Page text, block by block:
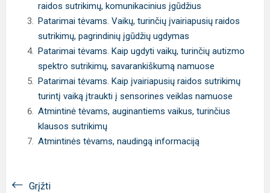
raidos sutrikimų, komunikacinius įgūdžius
Patarimai tėvams. Vaikų, turinčių įvairiapusių raidos
sutrikimų, pagrindinių įgūdžių ugdymas
Patarimai tėvams. Kaip ugdyti vaikų, turinčių autizmo
spektro sutrikimų, savarankiškumą namuose
Patarimai tėvams. Kaip įvairiapusių raidos sutrikimų
turintį vaiką įtraukti į sensorines veiklas namuose
Atmintinė tėvams, auginantiems vaikus, turinčius
klausos sutrikimų
Atmintinės tėvams, naudingą informaciją
Grįžti